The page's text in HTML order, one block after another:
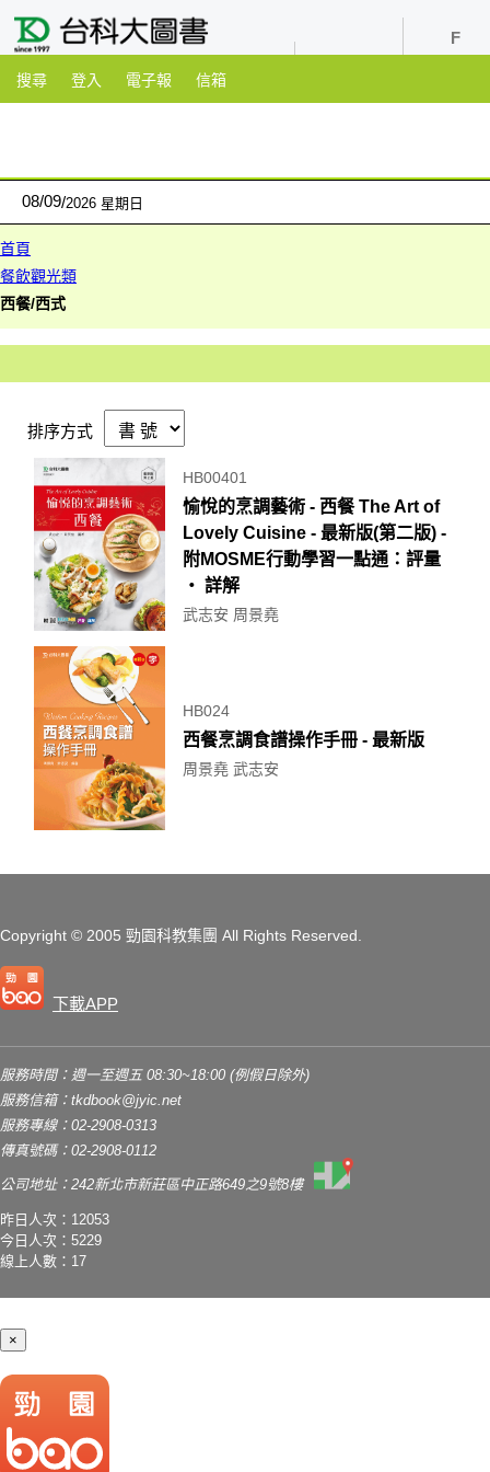
搜尋 登入 電子報 信箱
08/09 2026 星期日
首頁
餐飲觀光類
西餐/西式
排序方式
HB00401
愉悅的烹調藝術 - 西餐 The Art of
Lovely Cuisine - 最新版(第二版) -
附MOSME行動學習一點通：評量
‧ 詳解
武志安 周景堯
HB024
西餐烹調食譜操作手冊 - 最新版
周景堯 武志安
Copyright © 2005 勁園科教集團 All Rights Reserved.
下載APP
服務時間：週一至週五 08:30~18:00 (例假日除外)
服務信箱： tkdbook@jyic.net
服務專線：02-2908-0313
傳真號碼：02-2908-0112
公司地址：242新北市新莊區中正路649之9號8樓
昨日人次：12053
今日人次：5229
線上人數：17
×